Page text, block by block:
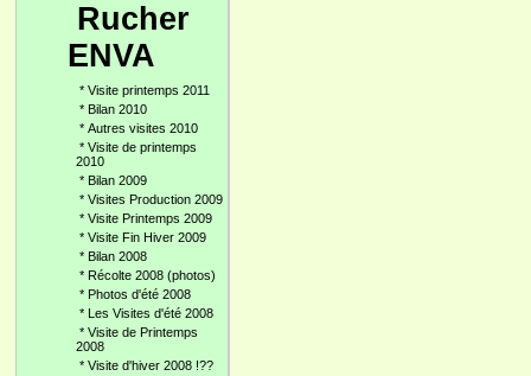
Rucher
ENVA
* Visite printemps 2011
* Bilan 2010
* Autres visites 2010
* Visite de printemps
2010
* Bilan 2009
* Visites Production 2009
* Visite Printemps 2009
* Visite Fin Hiver 2009
* Bilan 2008
* Récolte 2008 (photos)
* Photos d'été 2008
* Les Visites d'été 2008
* Visite de Printemps
2008
* Visite d'hiver 2008 !??